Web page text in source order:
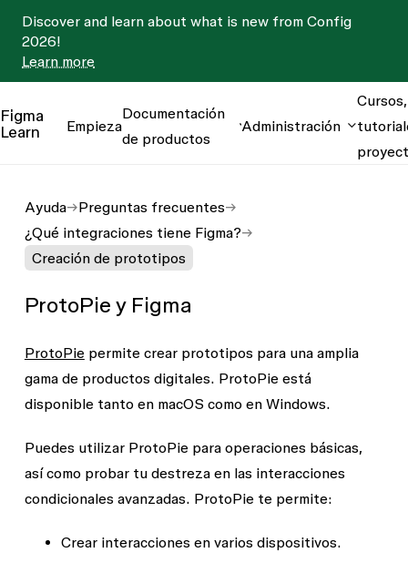
Discover and learn about what is new from Config
2026!
Learn more
Figma
Learn
Empieza
Documentación
de productos
Administración
Cursos,
Ayuda
Preguntas frecuentes
¿Qué integraciones tiene Figma?
Creación de prototipos
ProtoPie y Figma
ProtoPiepermite crear prototipos para una amplia
gama de productos digitales. ProtoPie está
disponible tanto en macOS como en Windows.
Puedes utilizar ProtoPie para operaciones básicas,
así como probar tu destreza en las interacciones
condicionales avanzadas. ProtoPie te permite:
Crear interacciones en varios dispositivos.